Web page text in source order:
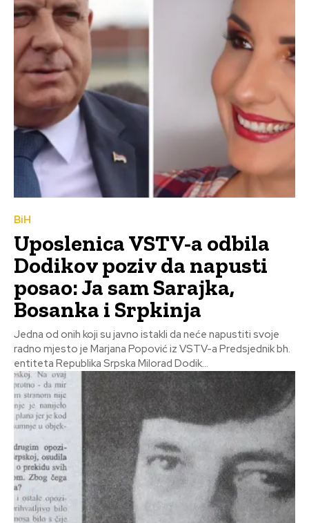
BiH
Uposlenica VSTV-a odbila
Dodikov poziv da napusti
posao: Ja sam Sarajka,
Bosanka i Srpkinja
Jedna od onih koji su javno istakli da neće napustiti svoje
radno mjesto je Marjana Popović iz VSTV-a Predsjednik bh.
entiteta Republika Srpska Milorad Dodik...